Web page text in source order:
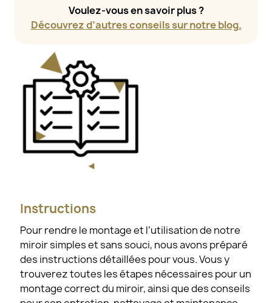
Voulez-vous en savoir plus ?
Découvrez d’autres conseils sur notre blog.
Instructions
Pour rendre le montage et l’utilisation de notre
miroir simples et sans souci, nous avons préparé
des instructions détaillées pour vous. Vous y
trouverez toutes les étapes nécessaires pour un
montage correct du miroir, ainsi que des conseils